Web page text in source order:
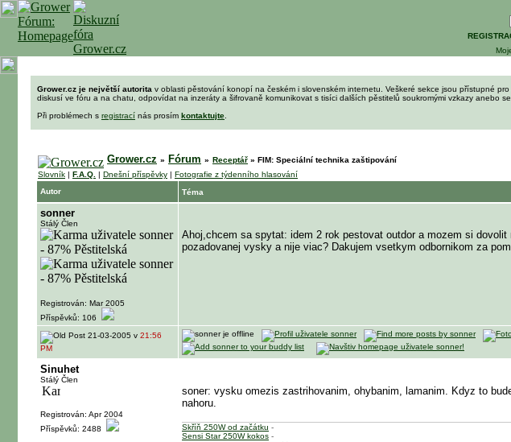
Grower.cz je největší autorita v oblasti pěstování konopí na českém i slovenském internetu. Veškeré sekce jsou přístupné
diskusí ve fóru a na chatu, odpovídat na inzeráty a šifrovaně komunikovat s tisíci dalších pěstitelů soukromými vzkazy anebo
Při problémech s registrací nás prosím kontaktujte
Grower.cz » Fórum » Receptář » FIM: Speciální technika zaštipování
Slovník | F.A.Q. | Dnešní příspěvky | Fotografie z týdenního hlasování
Autor
Téma
sonner
Stálý Člen
Registrován: Mar 2005
Příspěvků: 106
Ahoj,chcem sa spytat: idem 2 rok pestovat outdor a mozem si
pozadovanej vysky a nije viac? Dakujem vsetkym odbornikom za
21-03-2005 v 21:56
PM
Sinuhet
Stálý Člen
Registrován: Apr 2004
Příspěvků: 2488
soner: vysku omezis zastrihovanim, ohybanim, lamanim. Kdyz to
nahoru.
Skříň 250W od začátku -
Sensi Star 250W kokos -